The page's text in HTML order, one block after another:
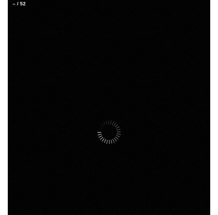
– / 52